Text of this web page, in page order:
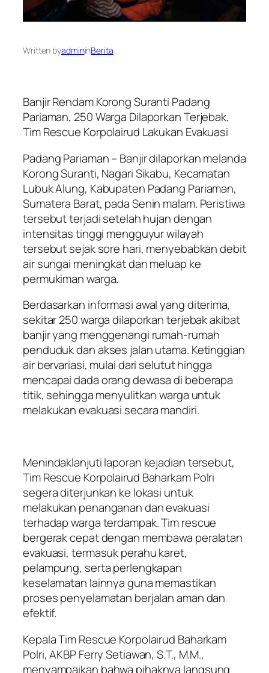
Written byadmininBerita
Banjir Rendam Korong Suranti Padang
Pariaman, 250 Warga Dilaporkan Terjebak,
Tim Rescue Korpolairud Lakukan Evakuasi
Padang Pariaman – Banjir dilaporkan melanda
Korong Suranti, Nagari Sikabu, Kecamatan
Lubuk Alung, Kabupaten Padang Pariaman,
Sumatera Barat, pada Senin malam. Peristiwa
tersebut terjadi setelah hujan dengan
intensitas tinggi mengguyur wilayah
tersebut sejak sore hari, menyebabkan debit
air sungai meningkat dan meluap ke
permukiman warga.
Berdasarkan informasi awal yang diterima,
sekitar 250 warga dilaporkan terjebak akibat
banjir yang menggenangi rumah-rumah
penduduk dan akses jalan utama. Ketinggian
air bervariasi, mulai dari selutut hingga
mencapai dada orang dewasa di beberapa
titik, sehingga menyulitkan warga untuk
melakukan evakuasi secara mandiri.
Menindaklanjuti laporan kejadian tersebut,
Tim Rescue Korpolairud Baharkam Polri
segera diterjunkan ke lokasi untuk
melakukan penanganan dan evakuasi
terhadap warga terdampak. Tim rescue
bergerak cepat dengan membawa peralatan
evakuasi, termasuk perahu karet,
pelampung, serta perlengkapan
keselamatan lainnya guna memastikan
proses penyelamatan berjalan aman dan
efektif.
Kepala Tim Rescue Korpolairud Baharkam
Polri, AKBP Ferry Setiawan, S.T., M.M.,
menyampaikan bahwa pihaknya langsung